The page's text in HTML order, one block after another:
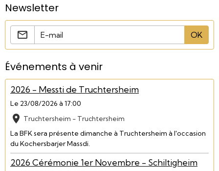
Newsletter
OK
Événements à venir
2026 - Messti de Truchtersheim
Le 23/08/2026 à 17:00
Truchtersheim - Truchtersheim
La BFK sera présente dimanche à Truchtersheim à l'occasion
du Kochersbarjer Massdi.
2026 Cérémonie 1er Novembre - Schiltigheim